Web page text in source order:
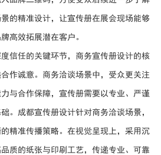
的精准设计，让宣传册在展会现场能够
高效拓展潜在客户。
信任的关键环节，商务宣传册设计的核
作诚意。商务洽谈场景中，受众更关注
与合作保障，宣传册需要以专业、严谨
。成都宣传册设计针对商务洽谈场景，
精准传播策略。在视觉呈现上，采用沉
质的纸张与印刷工艺，传递专业、可靠